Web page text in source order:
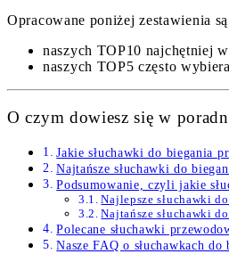
Opracowane poniżej zestawienia
naszych TOP10 najchętniej
naszych TOP5 często
O czym dowiesz się w
Jakie słuchawki do biegania
Najtańsze słuchawki do
Podsumowanie, czyli jakie
Najlepsze słuchawki
Najtańsze słuchawki
Polecane słuchawki
Nasze FAQ o słuchawkach